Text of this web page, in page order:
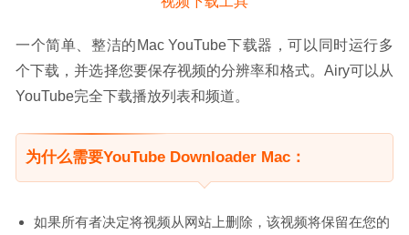
一个简单、整洁的Mac YouTube下载器，可以同时运行多
个下载，并选择您要保存视频的分辨率和格式。Airy可以从
YouTube完全下载播放列表和频道。
为什么需要YouTube Downloader Mac：
如果所有者决定将视频从网站上删除，该视频将保留在您的